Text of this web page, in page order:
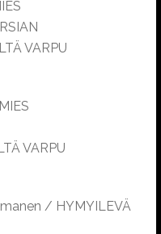
VARPU
VARPU
/ HYMYILEVÄ